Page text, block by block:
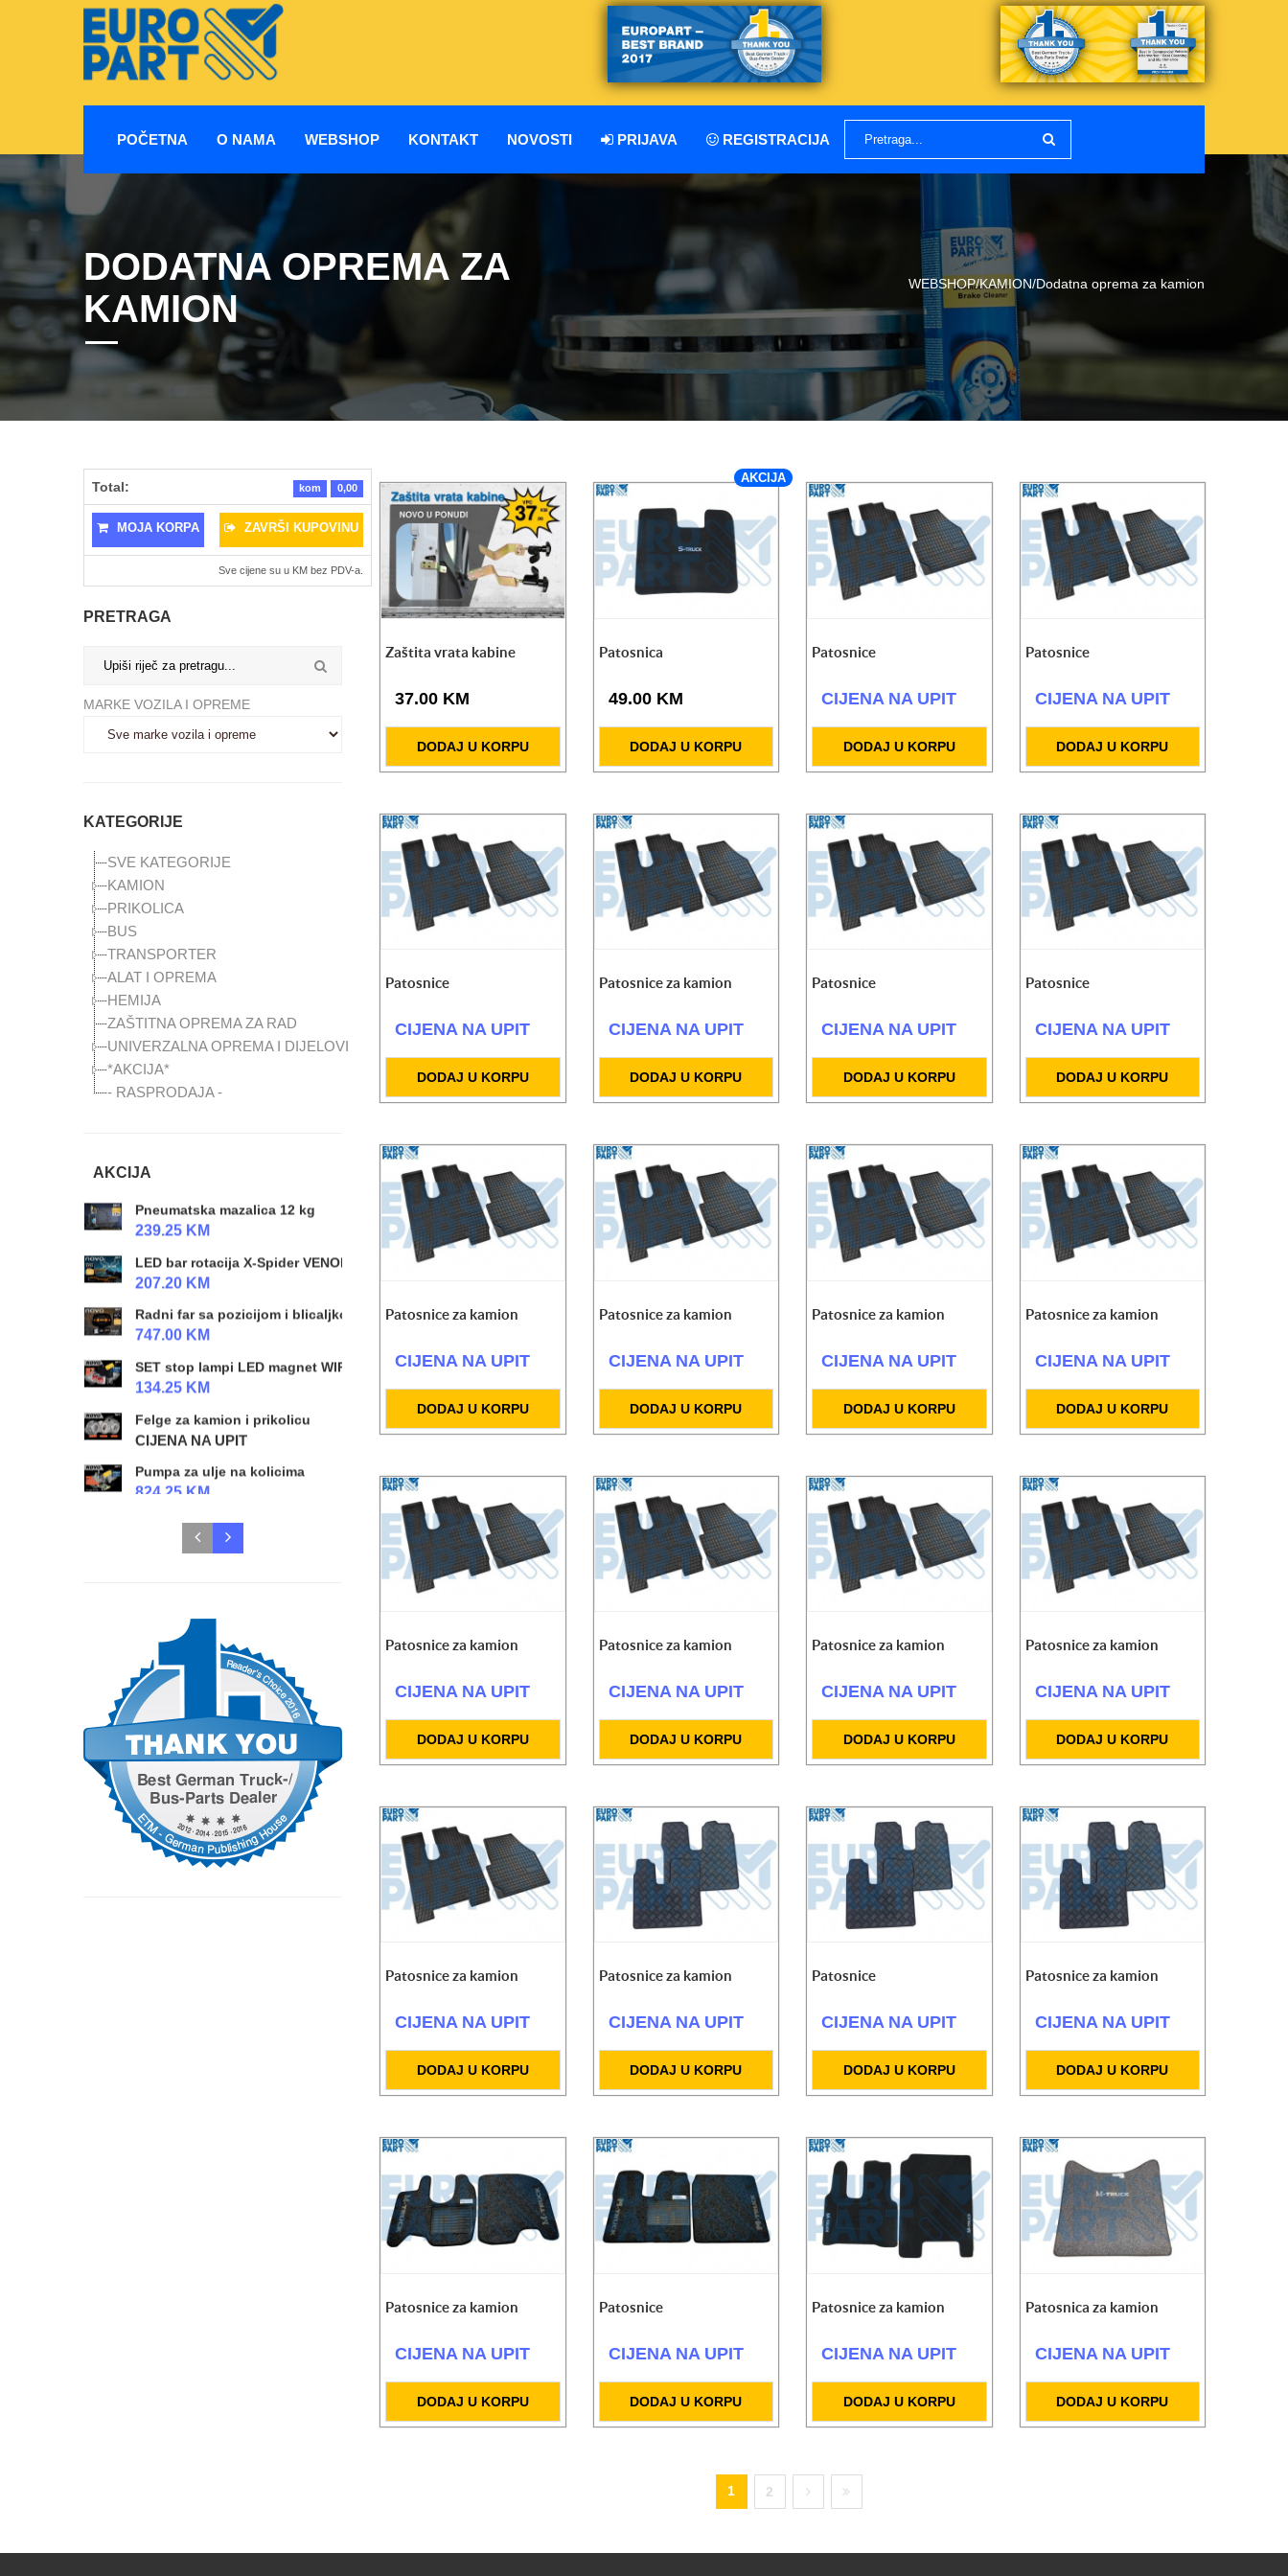
POČETNA O NAMA WEBSHOP KONTAKT NOVOSTI PRIJAVA REGISTRACIJA
DODATNA OPREMA ZA
KAMION
WEBSHOP/KAMION/Dodatna oprema za kamion
Total: kom 0,00
MOJA KORPA ZAVRŠI KUPOVINU
Sve cijene su u KM bez PDV-a.
PRETRAGA
MARKE VOZILA I OPREME
KATEGORIJE
SVE KATEGORIJE
KAMION
PRIKOLICA
BUS
TRANSPORTER
ALAT I OPREMA
HEMIJA
ZAŠTITNA OPREMA ZA RAD
UNIVERZALNA OPREMA I DIJELOVI
*AKCIJA*
- RASPRODAJA -
AKCIJA
824.25 KM
Radioničke hidraulične prese 20t/50t
118.00 KM
Radna lampa X-Spider 2
118.00 KM
Top za gume 25l 10 bara
CIJENA NA UPIT
SET radioničke lampe LED
125.30 KM
Hidraulični radapcigeri 5t / 20t / 50t
CIJENA NA UPIT
SET kolica za alat (prazna) + setovi alata
259.00 KM
Pneumatska mazalica 12 kg
239.25 KM
LED bar rotacija X-Spider VENOM
207.20 KM
Radni far sa pozicijom i blicaljkom NINJA 4kom
747.00 KM
SET stop lampi LED magnet WIRELESS
134.25 KM
Felge za kamion i prikolicu
CIJENA NA UPIT
Pumpa za ulje na kolicima
824.25 KM
Radioničke hidraulične prese 20t/50t
CIJENA NA UPIT
Radna lampa X-Spider 3
Radna lampa X-Spider 2
118.00 KM
Top za gume 25l 10 bara
CIJENA NA UPIT
SET radioničke lampe LED
125.30 KM
Hidraulični radapcigeri 5t / 20t / 50t
CIJENA NA UPIT
SET kolica za alat (prazna) + setovi alata
Zaštita vrata kabine
37.00 KM
DODAJ U KORPU
AKCIJA
Patosnica
49.00 KM
DODAJ U KORPU
Patosnice
CIJENA NA UPIT
DODAJ U KORPU
Patosnice
CIJENA NA UPIT
DODAJ U KORPU
Patosnice
CIJENA NA UPIT
DODAJ U KORPU
Patosnice za kamion
CIJENA NA UPIT
DODAJ U KORPU
Patosnice
CIJENA NA UPIT
DODAJ U KORPU
Patosnice
CIJENA NA UPIT
DODAJ U KORPU
Patosnice za kamion
CIJENA NA UPIT
DODAJ U KORPU
Patosnice za kamion
CIJENA NA UPIT
DODAJ U KORPU
Patosnice za kamion
CIJENA NA UPIT
DODAJ U KORPU
Patosnice za kamion
CIJENA NA UPIT
DODAJ U KORPU
Patosnice za kamion
CIJENA NA UPIT
DODAJ U KORPU
Patosnice za kamion
CIJENA NA UPIT
DODAJ U KORPU
Patosnice za kamion
CIJENA NA UPIT
DODAJ U KORPU
Patosnice za kamion
CIJENA NA UPIT
DODAJ U KORPU
Patosnice za kamion
CIJENA NA UPIT
DODAJ U KORPU
Patosnice za kamion
CIJENA NA UPIT
DODAJ U KORPU
Patosnice
CIJENA NA UPIT
DODAJ U KORPU
Patosnice za kamion
CIJENA NA UPIT
DODAJ U KORPU
Patosnice za kamion
CIJENA NA UPIT
DODAJ U KORPU
Patosnice
CIJENA NA UPIT
DODAJ U KORPU
Patosnice za kamion
CIJENA NA UPIT
DODAJ U KORPU
Patosnica za kamion
CIJENA NA UPIT
DODAJ U KORPU
1 2